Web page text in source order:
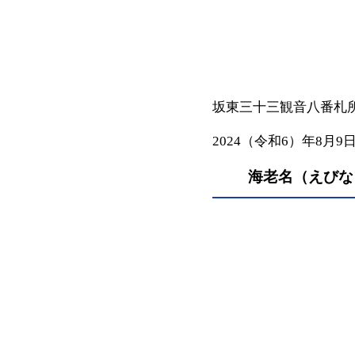
坂東三十三観音八番
2024（令和6）年8月9
海老名（えび